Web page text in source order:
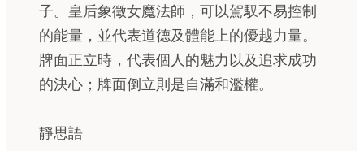
子。皇后象徵女魔法師，可以駕馭不易控制
的能量，並代表道德及體能上的優越力量。
牌面正立時，代表個人的魅力以及追求成功
的決心；牌面倒立則是自滿和濫權。
靜思語